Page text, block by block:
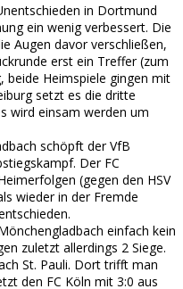
in Dortmund
ein wenig verbessert. Die
Augen davor verschließen,
erst ein Treffer (zum
beide Heimspiele gingen mit
setzt es die dritte
wird einsam werden um
schöpft der VfB
Der FC
(gegen den HSV
wieder in der Fremde
einfach kein
zuletzt allerdings 2 Siege.
St. Pauli. Dort trifft man
den FC Köln mit 3:0 aus